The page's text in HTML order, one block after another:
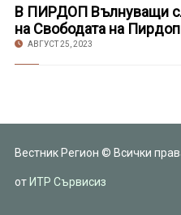
В ПИРДОП Вълнуващи
на Свободата на Пирдоп
АВГУСТ 25, 2023
Вестник Регион © Всички
от ИТР Сървисиз